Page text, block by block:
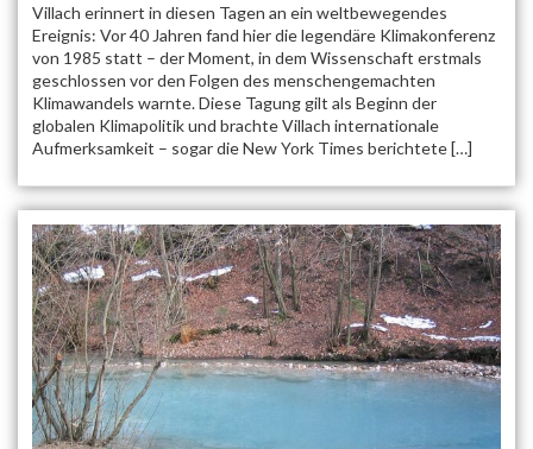
Villach erinnert in diesen Tagen an ein weltbewegendes
Ereignis: Vor 40 Jahren fand hier die legendäre Klimakonferenz
von 1985 statt – der Moment, in dem Wissenschaft erstmals
geschlossen vor den Folgen des menschengemachten
Klimawandels warnte. Diese Tagung gilt als Beginn der
globalen Klimapolitik und brachte Villach internationale
Aufmerksamkeit – sogar die New York Times berichtete […]